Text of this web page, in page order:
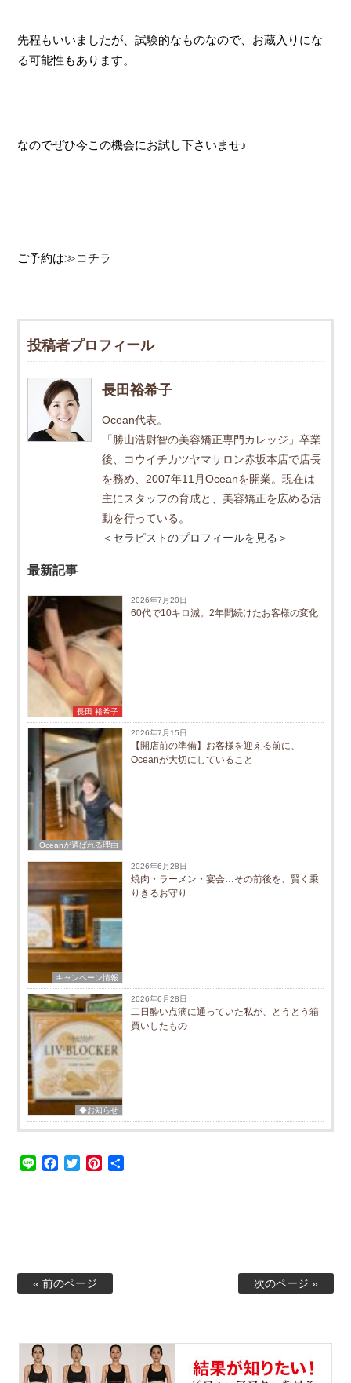
先程もいいましたが、試験的なものなので、お蔵入りにな
る可能性もあります。
なのでぜひ今この機会にお試し下さいませ♪
ご予約は≫コチラ
投稿者プロフィール
長田裕希子
Ocean代表。
「勝山浩尉智の美容矯正専門カレッジ」卒業
後、コウイチカツヤマサロン赤坂本店で店長
を務め、2007年11月Oceanを開業。現在は
主にスタッフの育成と、美容矯正を広める活
動を行っている。
＜セラピストのプロフィールを見る＞
最新記事
長田 裕希子
2026年7月20日
60代で10キロ減。2年間続けたお客様の変化
Oceanが選ばれる理由
2026年7月15日
【開店前の準備】お客様を迎える前に、
Oceanが大切にしていること
キャンペーン情報
2026年6月28日
焼肉・ラーメン・宴会…その前後を、賢く乗
りきるお守り
◆お知らせ
2026年6月28日
二日酔い点滴に通っていた私が、とうとう箱
買いしたもの
Line Facebook
TwitterPinterest
« 前のページ 次のページ »